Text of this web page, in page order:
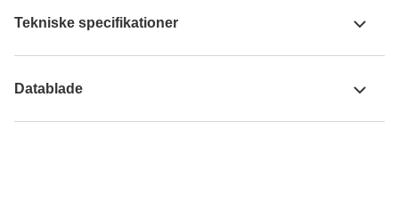
Tekniske specifikationer
Datablade